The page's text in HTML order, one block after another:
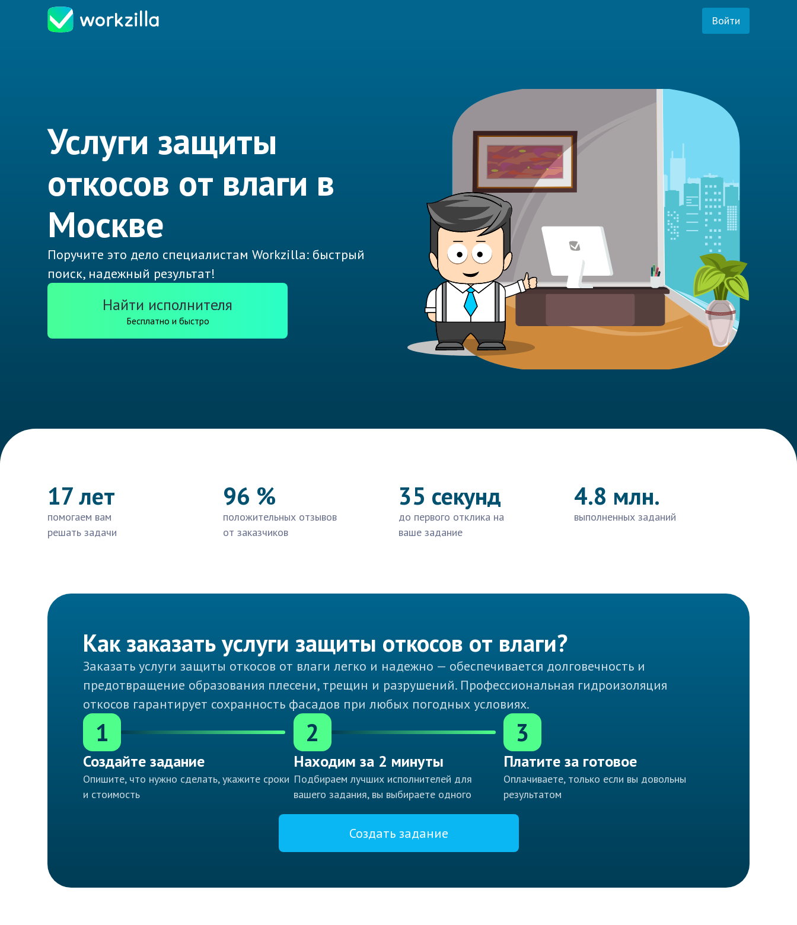
Войти
Услуги защиты
откосов от влаги в
Москве
Поручите это дело специалистам Workzilla: быстрый
поиск, надежный результат!
Найти исполнителя
Бесплатно и быстро
17 лет
помогаем вам
решать задачи
96 %
положительных отзывов
от заказчиков
35 секунд
до первого отклика на
ваше задание
4.8 млн.
выполненных заданий
Как заказать услуги защиты откосов от влаги?
Заказать услуги защиты откосов от влаги легко и надежно — обеспечивается долговечность и
предотвращение образования плесени, трещин и разрушений. Профессиональная гидроизоляция
откосов гарантирует сохранность фасадов при любых погодных условиях.
1
Создайте задание
Опишите, что нужно сделать, укажите сроки
и стоимость
2
Находим за 2 минуты
Подбираем лучших исполнителей для
вашего задания, вы выбираете одного
3
Платите за готовое
Оплачиваете, только если вы довольны
результатом
Создать задание